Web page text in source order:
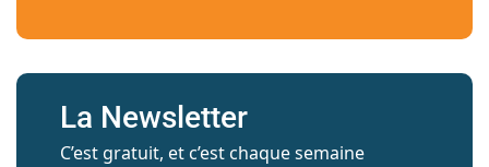
La Newsletter
C’est gratuit, et c’est chaque semaine